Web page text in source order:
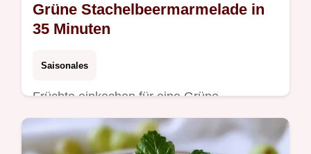
Grüne Stachelbeermarmelade in
35 Minuten
Saisonales
Früchte einkochen für eine Grüne
Stachelbeermarmelade. Die Details zum
Rezept sowie Tipps zum Einkochen